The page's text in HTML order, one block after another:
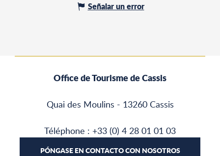
Señalar un error
Office de Tourisme de Cassis
Quai des Moulins - 13260 Cassis
Téléphone : +33 (0) 4 28 01 01 03
PÓNGASE EN CONTACTO CON NOSOTROS